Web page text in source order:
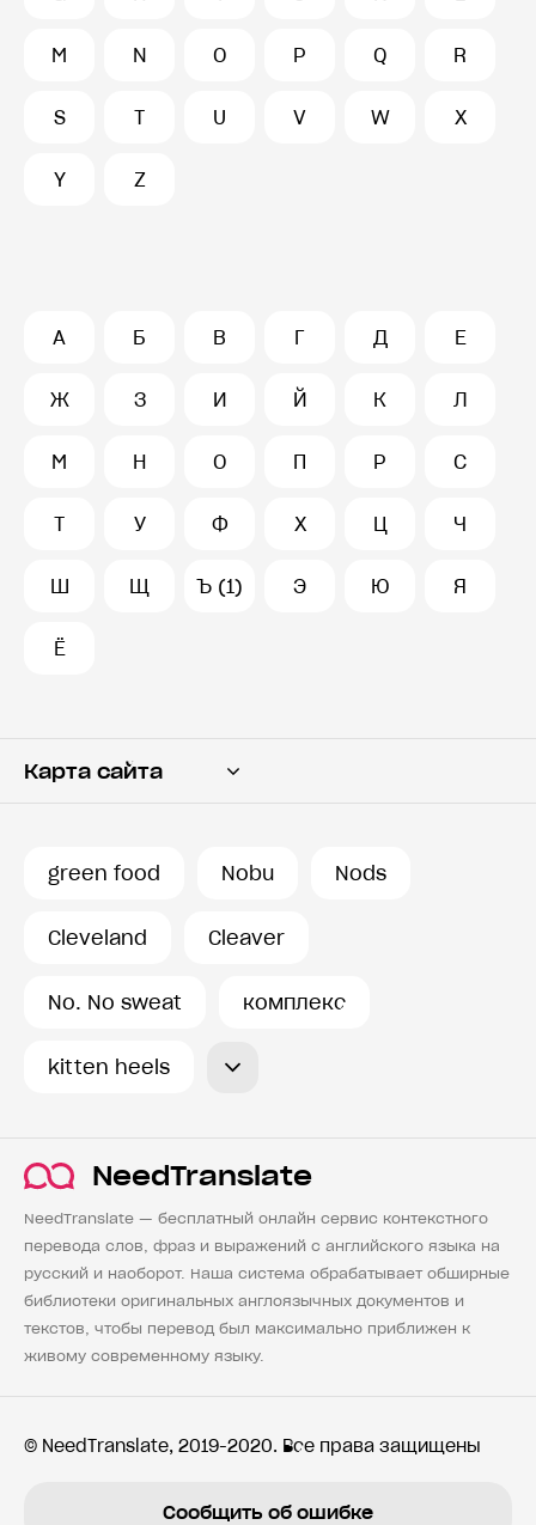
M N O P Q R
S T U V W X
Y Z
А Б В Г Д Е
Ж З И Й К Л
М Н О П Р С
Т У Ф Х Ц Ч
Ш Щ Ъ (1) Э Ю Я
Ё
Карта сайта
История запросов
green food Nobu Nods
Cleveland Cleaver
No. No sweat комплекс
kitten heels
NeedTranslate
NeedTranslate — бесплатный онлайн сервис контекстного
перевода слов, фраз и выражений с английского языка на
русский и наоборот. Наша система обрабатывает обширные
библиотеки оригинальных англоязычных документов и
текстов, чтобы перевод был максимально приближен к
живому современному языку.
© NeedTranslate, 2019-2020. Все права защищены
Сообщить об ошибке